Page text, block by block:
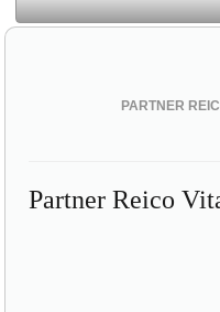
PARTNER
Partner Reico